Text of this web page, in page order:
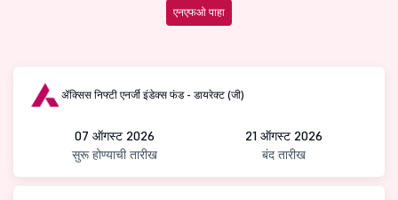
एनएफओ पाहा
ॲक्सिस निफ्टी एनर्जी इंडेक्स फंड - डायरेक्ट (जी)
07 ऑगस्ट 2026
सुरू होण्याची तारीख
21 ऑगस्ट 2026
बंद तारीख